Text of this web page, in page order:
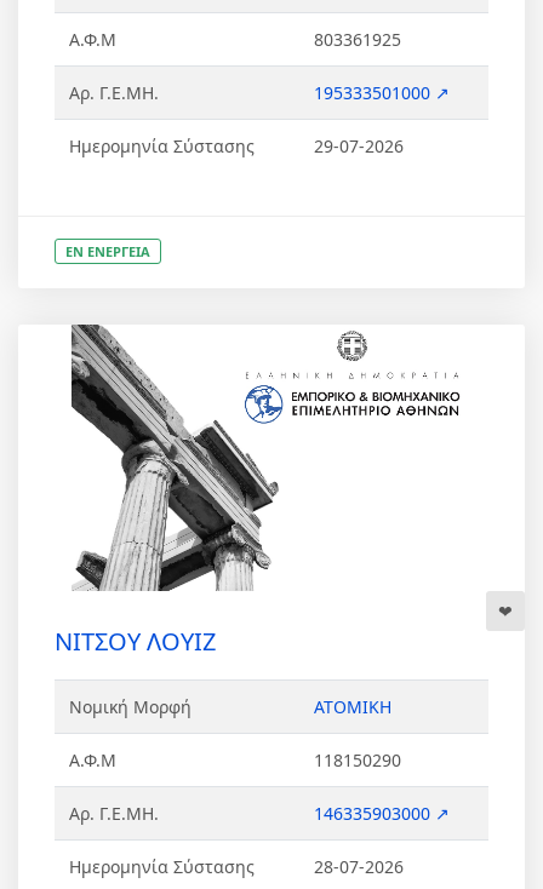
Α.Φ.Μ 803361925
Αρ. Γ.Ε.ΜΗ. 195333501000 ↗
Ημερομηνία Σύστασης 29-07-2026
ΕΝ ΕΝΕΡΓΕΙΑ
ΝΙΤΣΟΥ ΛΟΥΙΖ
Νομική Μορφή ΑΤΟΜΙΚΗ
Α.Φ.Μ 118150290
Αρ. Γ.Ε.ΜΗ. 146335903000 ↗
Ημερομηνία Σύστασης 28-07-2026